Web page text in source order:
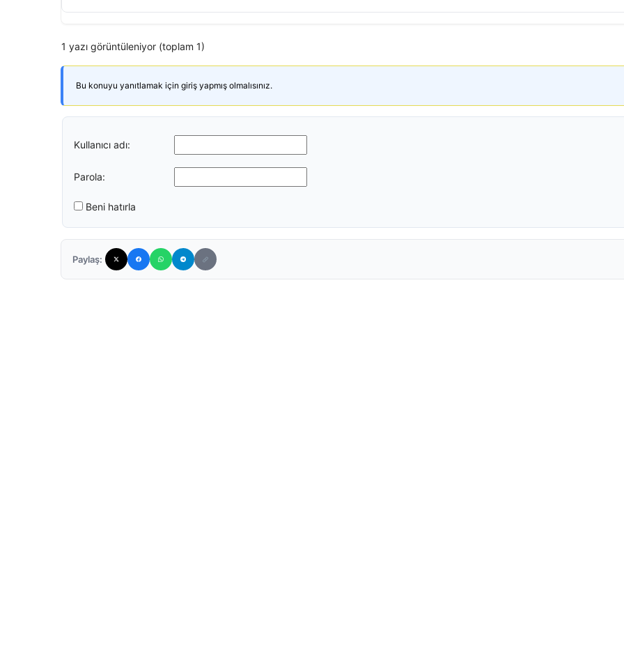
1 yazı görüntüleniyor (toplam 1)
Bu konuyu yanıtlamak için giriş yapmış olmalısınız.
Kullanıcı adı:
Parola:
Beni hatırla
Paylaş: